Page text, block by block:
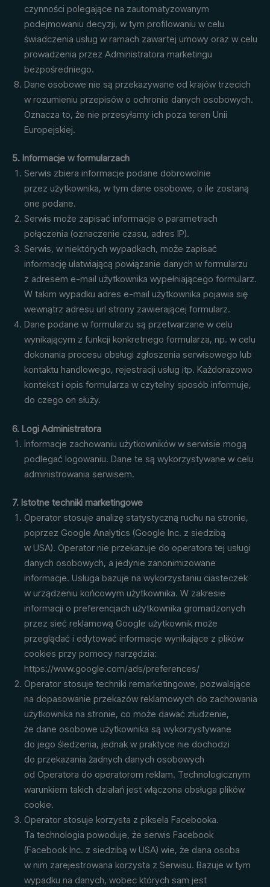
czynności polegające na zautomatyzowanym
podejmowaniu decyzji, w tym profilowaniu w celu
świadczenia usług w ramach zawartej umowy oraz w celu
prowadzenia przez Administratora marketingu
bezpośredniego.
Dane osobowe nie są przekazywane od krajów trzecich
w rozumieniu przepisów o ochronie danych osobowych.
Oznacza to, że nie przesyłamy ich poza teren Unii
Europejskiej.
5. Informacje w formularzach
Serwis zbiera informacje podane dobrowolnie
przez użytkownika, w tym dane osobowe, o ile zostaną
one podane.
Serwis może zapisać informacje o parametrach
połączenia (oznaczenie czasu, adres IP).
Serwis, w niektórych wypadkach, może zapisać
informację ułatwiającą powiązanie danych w formularzu
z adresem e-mail użytkownika wypełniającego formularz.
W takim wypadku adres e-mail użytkownika pojawia się
wewnątrz adresu url strony zawierającej formularz.
Dane podane w formularzu są przetwarzane w celu
wynikającym z funkcji konkretnego formularza, np. w celu
dokonania procesu obsługi zgłoszenia serwisowego lub
kontaktu handlowego, rejestracji usług itp. Każdorazowo
kontekst i opis formularza w czytelny sposób informuje,
do czego on służy.
6. Logi Administratora
Informacje zachowaniu użytkowników w serwisie mogą
podlegać logowaniu. Dane te są wykorzystywane w celu
administrowania serwisem.
7. Istotne techniki marketingowe
Operator stosuje analizę statystyczną ruchu na stronie,
poprzez Google Analytics (Google Inc. z siedzibą
w USA). Operator nie przekazuje do operatora tej usługi
danych osobowych, a jedynie zanonimizowane
informacje. Usługa bazuje na wykorzystaniu ciasteczek
w urządzeniu końcowym użytkownika. W zakresie
informacji o preferencjach użytkownika gromadzonych
przez sieć reklamową Google użytkownik może
przeglądać i edytować informacje wynikające z plików
cookies przy pomocy narzędzia:
https://www.google.com/ads/preferences/
Operator stosuje techniki remarketingowe, pozwalające
na dopasowanie przekazów reklamowych do zachowania
użytkownika na stronie, co może dawać złudzenie,
że dane osobowe użytkownika są wykorzystywane
do jego śledzenia, jednak w praktyce nie dochodzi
do przekazania żadnych danych osobowych
od Operatora do operatorom reklam. Technologicznym
warunkiem takich działań jest włączona obsługa plików
cookie.
Operator stosuje korzysta z piksela Facebooka.
Ta technologia powoduje, że serwis Facebook
(Facebook Inc. z siedzibą w USA) wie, że dana osoba
w nim zarejestrowana korzysta z Serwisu. Bazuje w tym
wypadku na danych, wobec których sam jest